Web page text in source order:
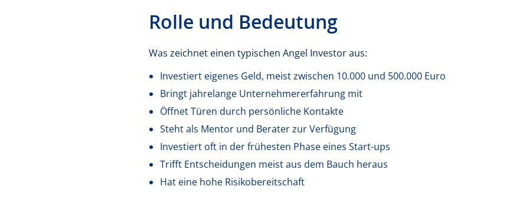
Rolle und Bedeutung
Was zeichnet einen typischen Angel Investor aus:
Investiert eigenes Geld, meist zwischen 10.000 und 500.000 Euro
Bringt jahrelange Unternehmererfahrung mit
Öffnet Türen durch persönliche Kontakte
Steht als Mentor und Berater zur Verfügung
Investiert oft in der frühesten Phase eines Start-ups
Trifft Entscheidungen meist aus dem Bauch heraus
Hat eine hohe Risikobereitschaft